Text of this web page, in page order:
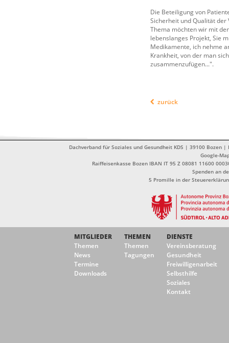
Die Beteiligung von
Sicherheit und Qualität
Thema möchten wir mit
lebenslanges Projekt, Sie
Medikamente, ich nehme
Krankheit, von der man
zusammenzufügen...".
zurück
Dachverband für Soziales und Gesundheit KDS | 39100
Google-
Raiffeisenkasse Bozen IBAN IT 95 Z 08081 11600
Spenden an
5 Promille in der
MITGLIEDER
Themen
News
Termine
Downloads
THEMEN
Themen
Tagungen
DIENSTE
Vereinsberatung
Gesundheit
Freiwilligenarbeit
Selbsthilfe
Soziales
Kontakt